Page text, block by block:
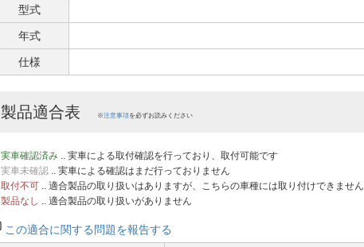
型式
年式
仕様
製品適合表 ※注意事項を必ずお読みください
実車確認済み .. 実車による取付確認を行っており、取付可能です
実車未確認 .. 実車による確認はまだ行っておりません
取付不可 .. 適合製品の取り扱いはありますが、こちらの車種には取り付けできません
製品なし .. 適合製品の取り扱いがありません
この適合に関する問題を報告する